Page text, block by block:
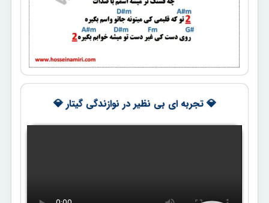
💎 تجربه ای بی نظیر در نوازندگی گیتار 💎